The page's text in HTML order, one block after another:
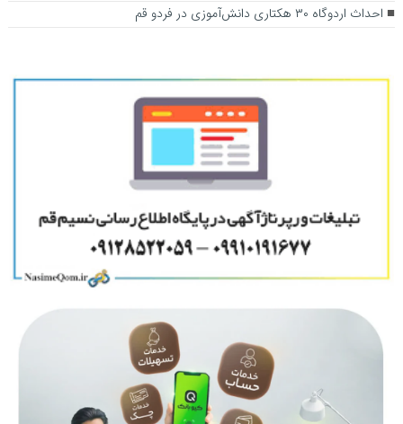
احداث اردوگاه ۳۰ هکتاری دانش‌آموزی در فردو قم